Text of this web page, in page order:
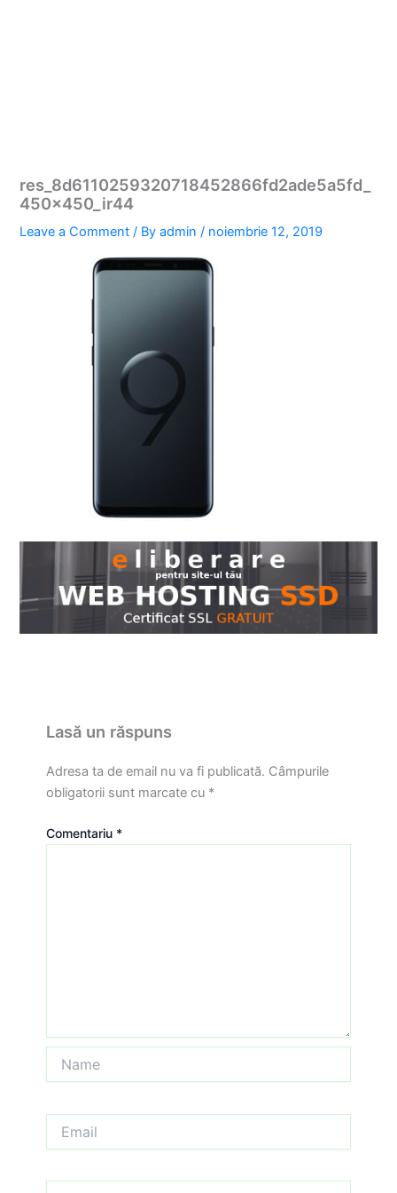
res_8d6110259320718452866fd2ade5a5fd_
450x450_ir44
Leave a Comment / Byadmin/ noiembrie 12, 2019
Lasă un răspuns
Adresa ta de email nu va fi publicată. Câmpurile
obligatorii sunt marcate cu *
Comentariu *